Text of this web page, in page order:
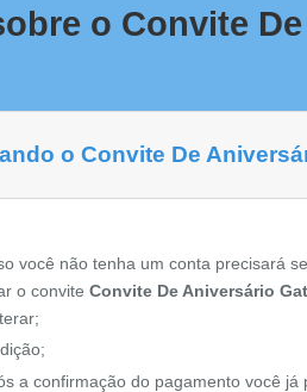
o Convite
o Convite De
você não tenha um conta precisará
o convite Convite De Aniversário
a confirmação do pagamento você já